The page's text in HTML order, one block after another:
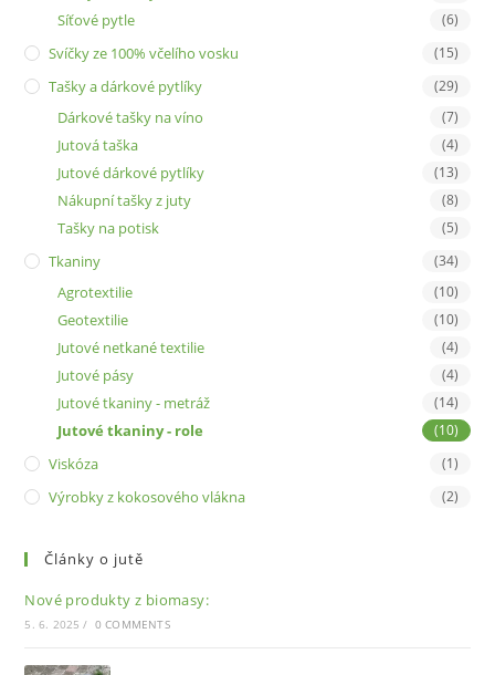
Síťové pytle (6)
Svíčky ze 100% včelího vosku (15)
Tašky a dárkové pytlíky (29)
Dárkové tašky na víno (7)
Jutová taška (4)
Jutové dárkové pytlíky (13)
Nákupní tašky z juty (8)
Tašky na potisk (5)
Tkaniny (34)
Agrotextilie (10)
Geotextilie (10)
Jutové netkané textilie (4)
Jutové pásy (4)
Jutové tkaniny - metráž (14)
Jutové tkaniny - role (10)
Viskóza (1)
Výrobky z kokosového vlákna (2)
Články o jutě
Nové produkty z biomasy:
5. 6. 2025 / 0 COMMENTS